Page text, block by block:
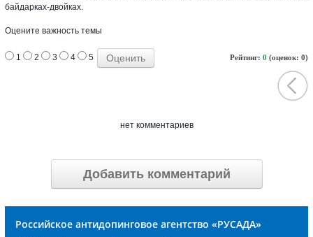
байдарках-двойках.
Оцените важность темы
Рейтинг: 0 (оценок: 0)
1 2 3 4 5
нет комментариев
Добавить комментарий
Российское антидопинговое агентство «РУСАДА»